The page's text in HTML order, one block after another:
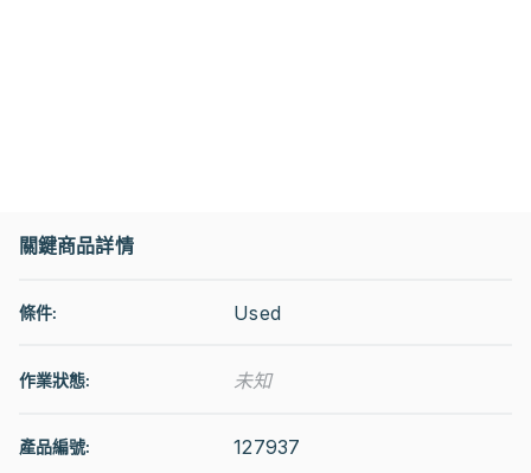
關鍵商品詳情
條件: Used
作業狀態: 未知
產品編號: 127937